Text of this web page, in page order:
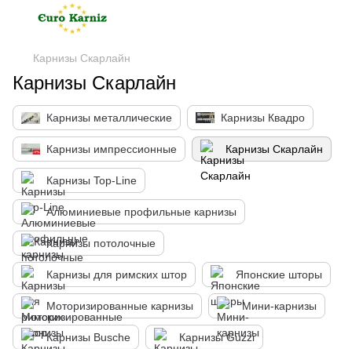
Карнизы Скарлайн
Карнизы Скарлайн
Карнизы металлические Карнизы Квадро
Карнизы импрессионные Карнизы Скарлайн
Карнизы Top-Line
Алюминиевые профильные карнизы
Карнизы потолочные
Карнизы для римских штор Японские шторы
Моторизированные карнизы Мини-карнизы
Карнизы Busche Карнизы Guzzi